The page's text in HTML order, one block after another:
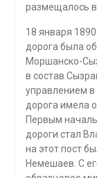
размещалось в
18 января
дорога была
Моршанско-
в состав
управлением
дорога имела
Первым
дороги стал
на этот пост
Немешаев. С